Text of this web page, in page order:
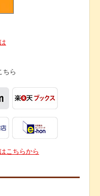
ちら
こちらから